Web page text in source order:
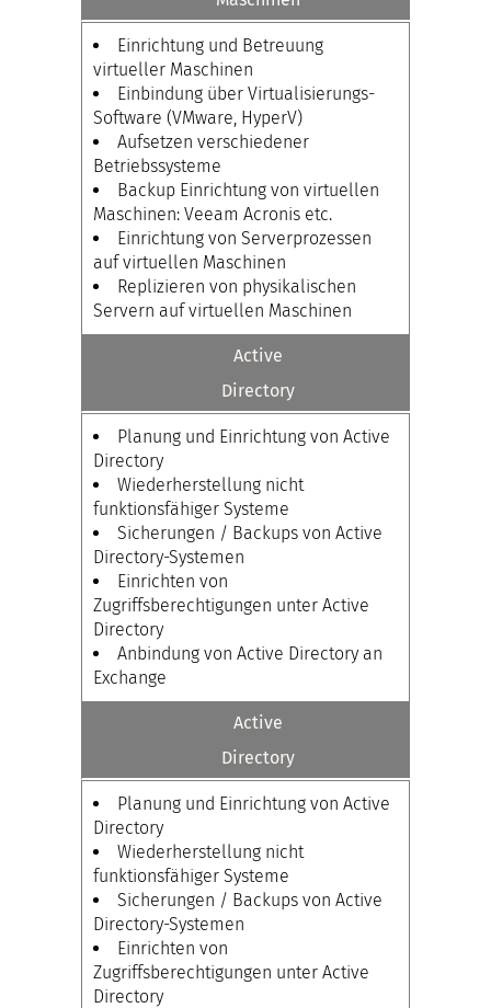
Einrichtung und Betreuung
virtueller Maschinen
Einbindung über Virtualisierungs-
Software (VMware, HyperV)
Aufsetzen verschiedener
Betriebssysteme
Backup Einrichtung von virtuellen
Maschinen: Veeam Acronis etc.
Einrichtung von Serverprozessen
auf virtuellen Maschinen
Replizieren von physikalischen
Servern auf virtuellen Maschinen
Active
Directory
Planung und Einrichtung von Active
Directory
Wiederherstellung nicht
funktionsfähiger Systeme
Sicherungen / Backups von Active
Directory-Systemen
Einrichten von
Zugriffsberechtigungen unter Active
Directory
Anbindung von Active Directory an
Exchange
Active
Directory
Planung und Einrichtung von Active
Directory
Wiederherstellung nicht
funktionsfähiger Systeme
Sicherungen / Backups von Active
Directory-Systemen
Einrichten von
Zugriffsberechtigungen unter Active
Directory